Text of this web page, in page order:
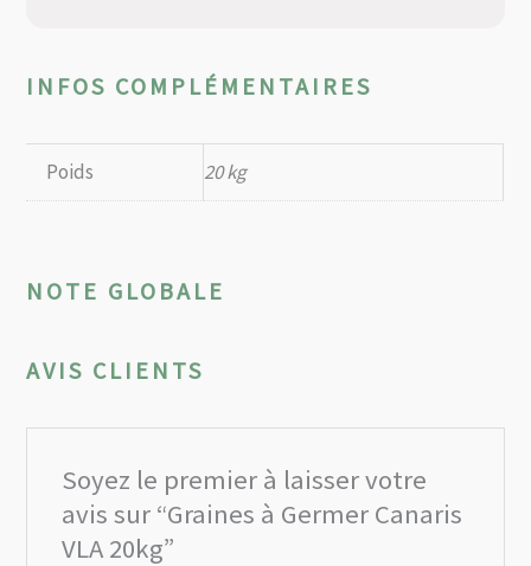
INFOS COMPLÉMENTAIRES
Poids 20 kg
NOTE GLOBALE
AVIS CLIENTS
Soyez le premier à laisser votre
avis sur “Graines à Germer Canaris
VLA 20kg”